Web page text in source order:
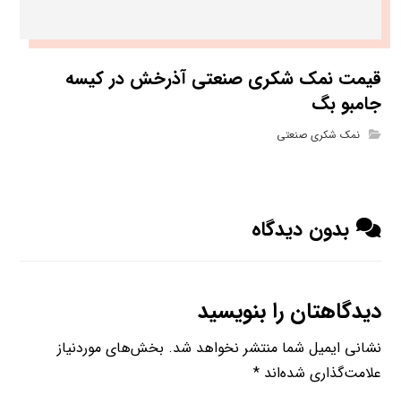
قیمت نمک شکری صنعتی آذرخش در کیسه
جامبو بگ
نمک شکری صنعتی
بدون دیدگاه
دیدگاهتان را بنویسید
نشانی ایمیل شما منتشر نخواهد شد. بخش‌های موردنیاز
علامت‌گذاری شده‌اند*